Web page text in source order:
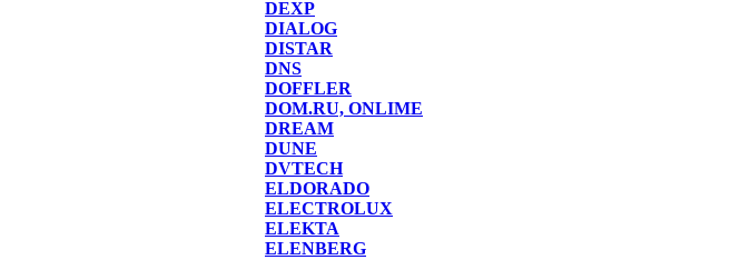
DEXP
DIALOG
DISTAR
DNS
DOFFLER
DOM.RU, ONLIME
DREAM
DUNE
DVTECH
ELDORADO
ELECTROLUX
ELEKTA
ELENBERG